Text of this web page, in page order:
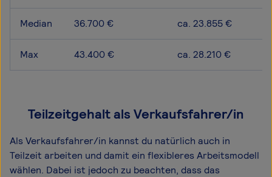
Median 36.700 € ca. 23.855 €
Max 43.400 € ca. 28.210 €
Teilzeitgehalt als Verkaufsfahrer/in
Als Verkaufsfahrer/in kannst du natürlich auch in
Teilzeit arbeiten und damit ein flexibleres Arbeitsmodell
wählen. Dabei ist jedoch zu beachten, dass das